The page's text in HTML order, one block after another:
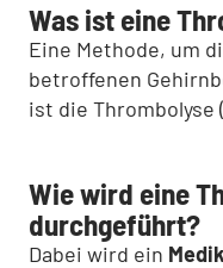
Was ist eine
Eine Methode, um
betroffenen
ist die Thrombolyse
Wie wird eine
durchgeführt?
Dabei wird ein